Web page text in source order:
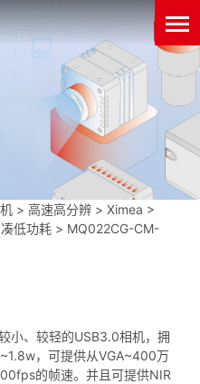
>高速高分辨 >Ximea >
低功耗 > MQ022CG-CM-
小、较轻的USB3.0相机，拥
，可提供从VGA~400万
的帧速。并且可提供NIR